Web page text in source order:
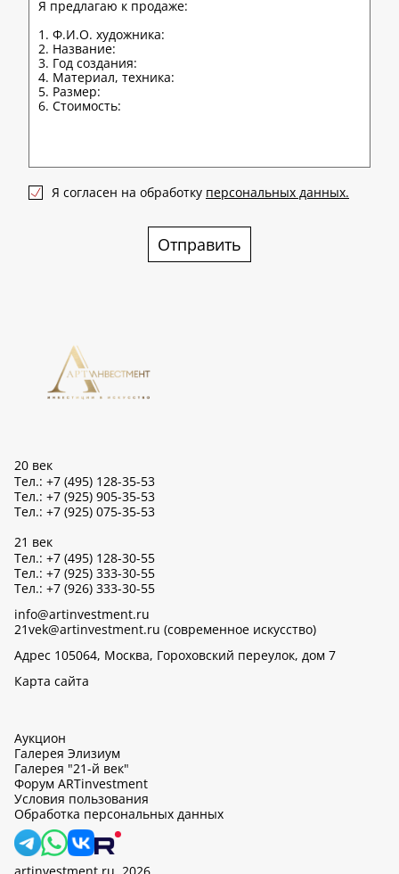
Я согласен на обработку персональных данных.
Отправить
20 век
Тел.: +7 (495) 128-35-53
Тел.: +7 (925) 905-35-53
Тел.: +7 (925) 075-35-53
21 век
Тел.: +7 (495) 128-30-55
Тел.: +7 (925) 333-30-55
Тел.: +7 (926) 333-30-55
info@artinvestment.ru
21vek@artinvestment.ru (современное искусство)
Адрес 105064, Москва, Гороховский переулок, дом 7
Карта сайта
Аукцион
Галерея Элизиум
Галерея "21-й век"
Форум ARTinvestment
Условия пользования
Обработка персональных данных